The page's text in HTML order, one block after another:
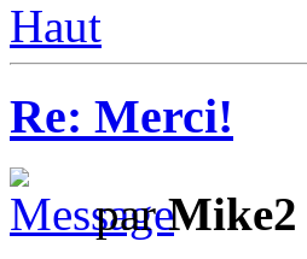
Haut
Re: Merci!
parMike2